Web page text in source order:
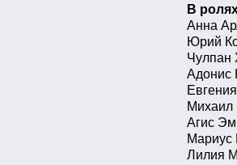
В
Анна
Юрий
Чулпан
Адонис
Агис
Мариус
Лилия